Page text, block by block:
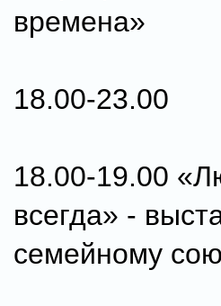
времена»
18.00-23.00
18.00-19.00
всегда» -
семейному